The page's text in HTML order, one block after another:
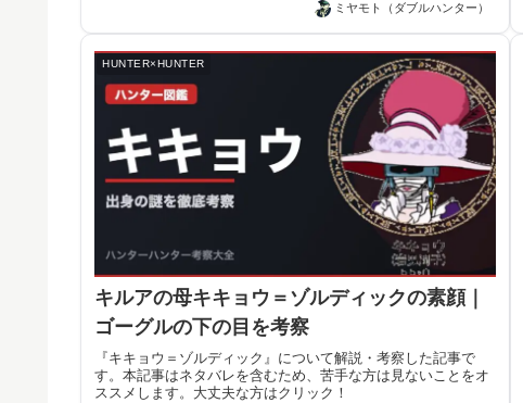
ミヤモト（ダブルハンター）
HUNTER×HUNTER
キルアの母キキョウ＝ゾルディックの素顔｜
ゴーグルの下の目を考察
『キキョウ＝ゾルディック』について解説・考察した記事で
す。本記事はネタバレを含むため、苦手な方は見ないことをオ
ススメします。大丈夫な方はクリック！